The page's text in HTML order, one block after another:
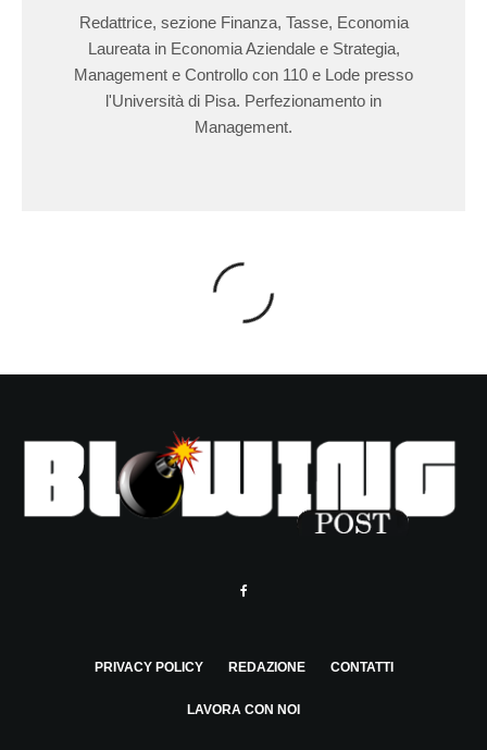
Redattrice, sezione Finanza, Tasse, Economia
Laureata in Economia Aziendale e Strategia,
Management e Controllo con 110 e Lode presso
l'Università di Pisa. Perfezionamento in
Management.
PRIVACY POLICY REDAZIONE CONTATTI
LAVORA CON NOI